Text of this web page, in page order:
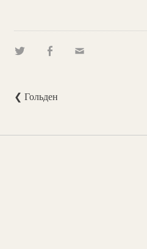
❮ Гольден